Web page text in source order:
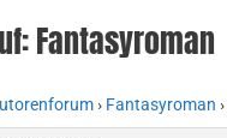
Fantasyroman
› Fantasyroman ›